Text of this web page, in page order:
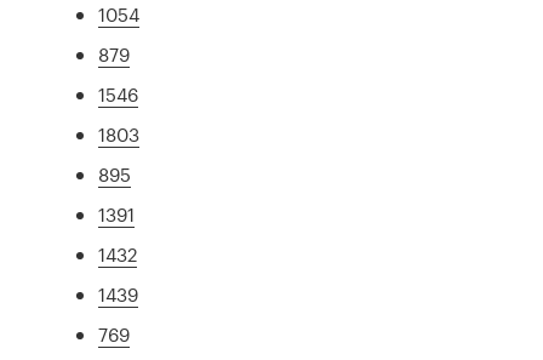
1054
879
1546
1803
895
1391
1432
1439
769